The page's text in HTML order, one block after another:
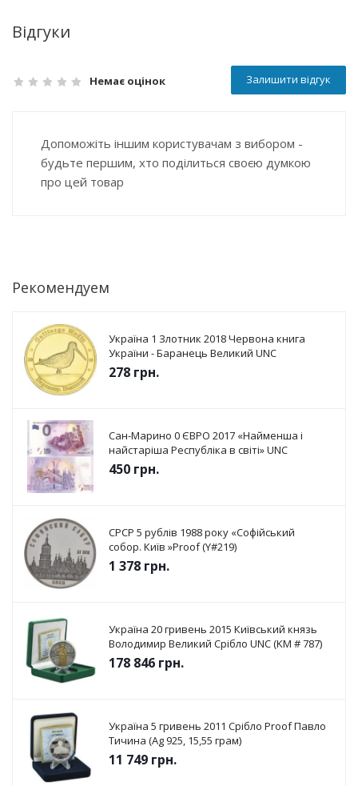
Відгуки
Немає оцінок Залишити відгук
Допоможіть іншим користувачам з вибором -
будьте першим, хто поділиться своєю думкою
про цей товар
Рекомендуем
Україна 1 Злотник 2018 Червона книга
України - Баранець Великий UNC
278 грн.
Сан-Марино 0 ЄВРО 2017 «Найменша і
найстаріша Республіка в світі» UNC
450 грн.
СРСР 5 рублів 1988 року «Софійський
собор. Київ »Proof (Y#219)
1 378 грн.
Україна 20 гривень 2015 Київський князь
Володимир Великий Срібло UNC (KM # 787)
178 846 грн.
Україна 5 гривень 2011 Срібло Proof Павло
Тичина (Ag 925, 15,55 грам)
11 749 грн.